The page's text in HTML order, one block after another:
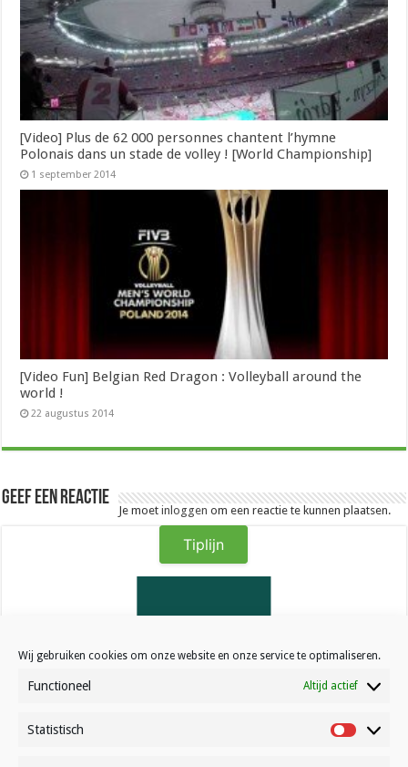
Wij gebruiken cookies om onze website en onze service te optimaliseren.
Functioneel Altijd actief
Statistisch Statistisch
[Video] Plus de 62 000 personnes chantent l’hymne
Polonais dans un stade de volley ! [World Championship]
1 september 2014
[Video Fun] Belgian Red Dragon : Volleyball around the
world !
22 augustus 2014
Geef een reactie
Je moetinloggen om een reactie te kunnen plaatsen.
Tiplijn